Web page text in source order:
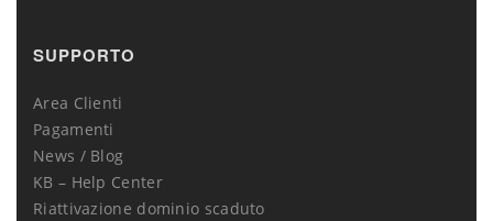
SUPPORTO
Area Clienti
Pagamenti
News / Blog
KB – Help Center
Riattivazione dominio scaduto